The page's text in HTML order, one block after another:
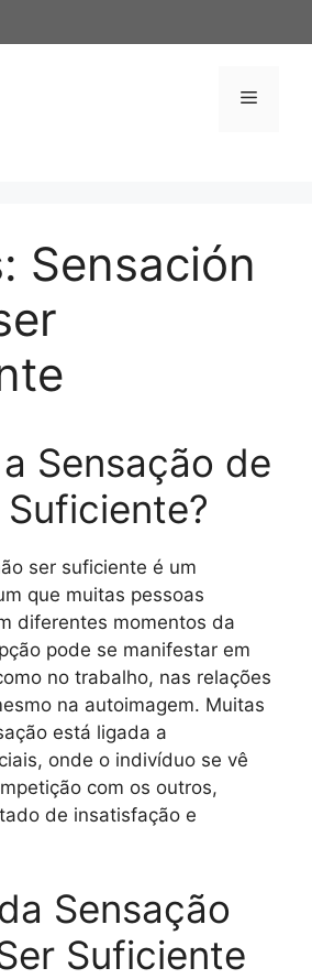
Menú
Sensación
Sensação de
ser suficiente é um
que muitas pessoas
diferentes momentos da
pode se manifestar em
no trabalho, nas relações
na autoimagem. Muitas
está ligada a
onde o indivíduo se vê
com os outros,
de insatisfação e
Sensação
Suficiente